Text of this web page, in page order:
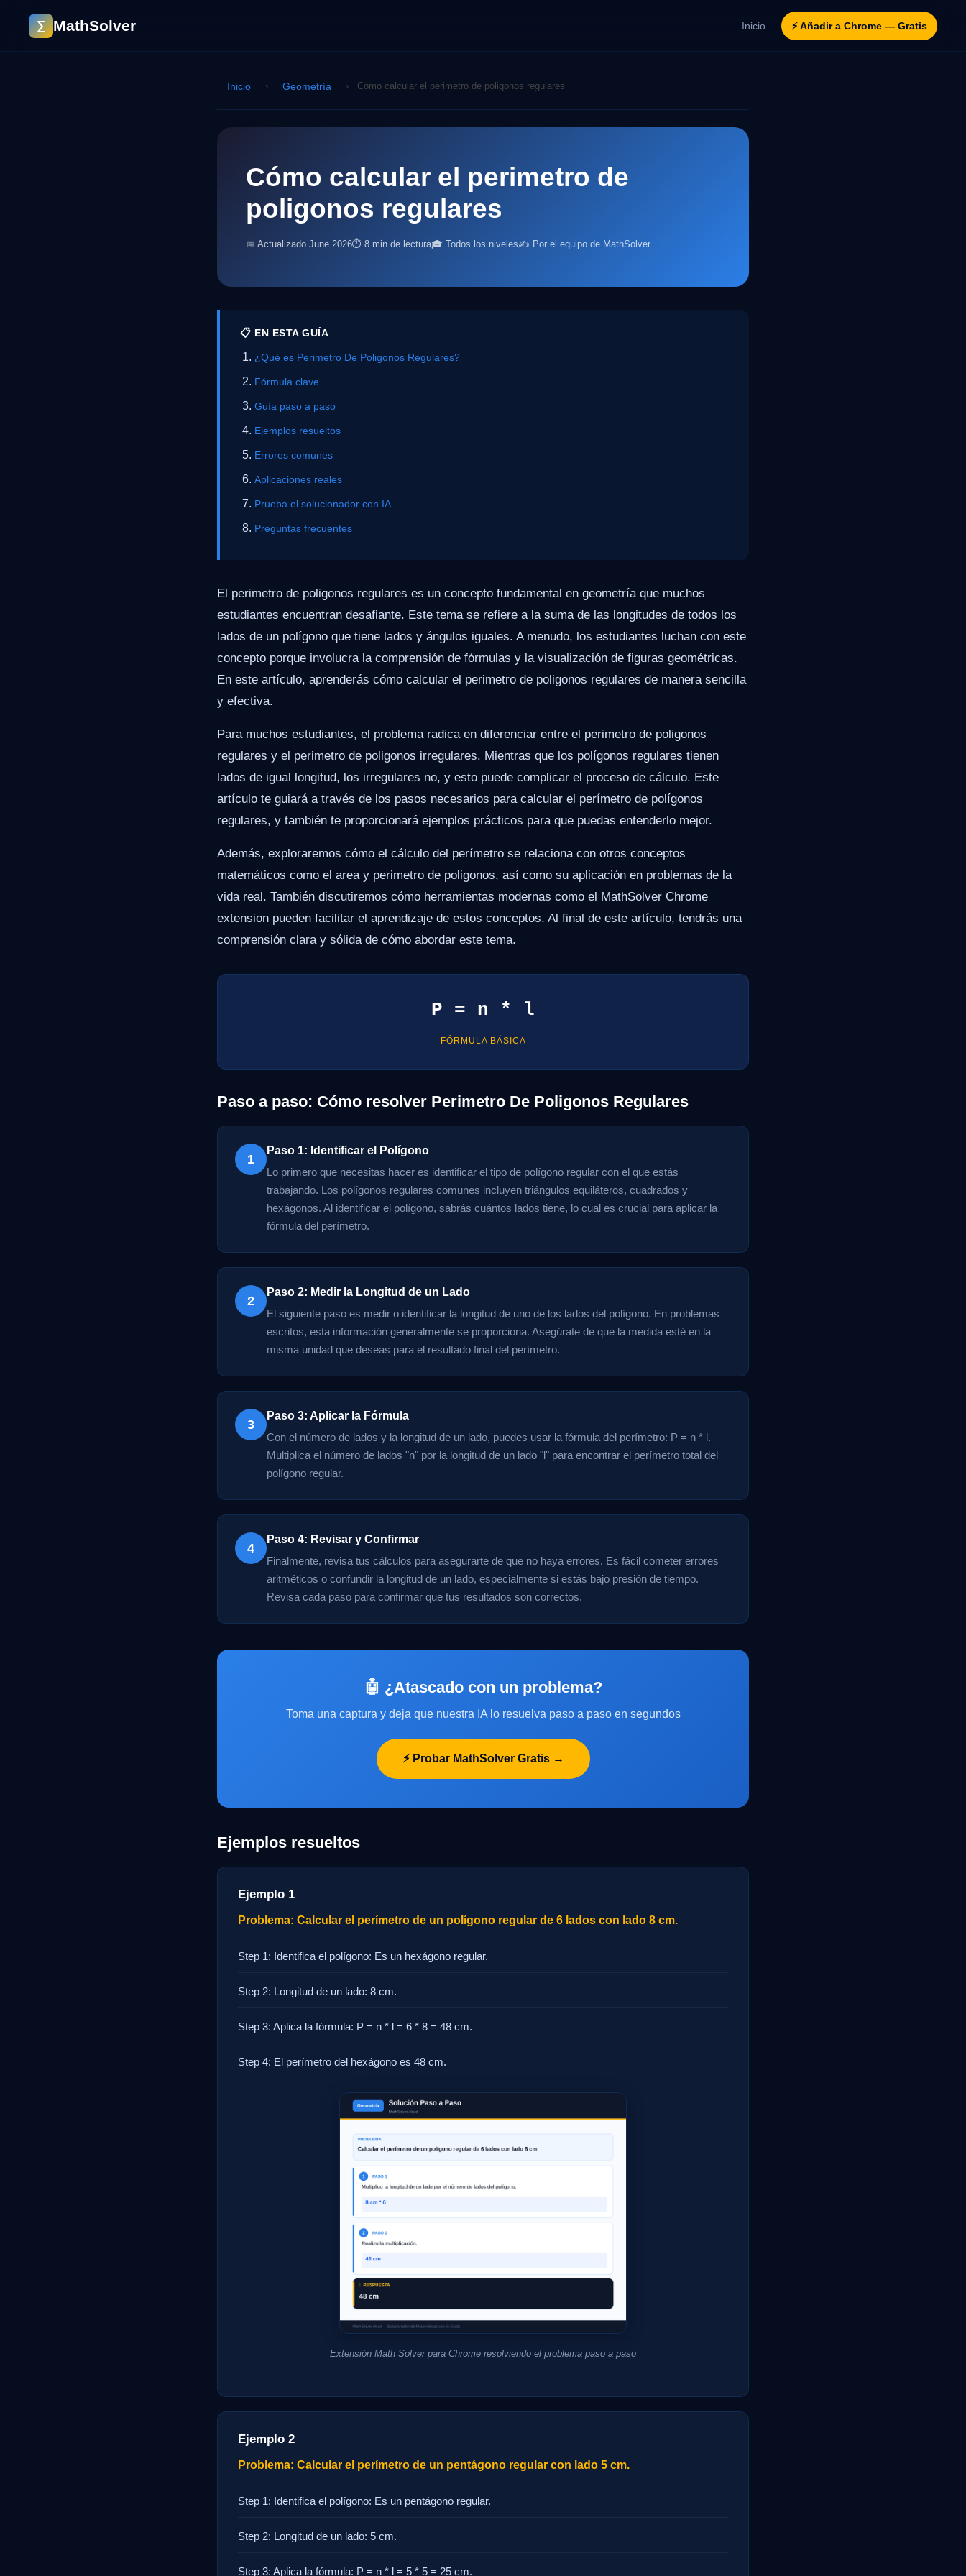
∑ MathSolver Inicio ⚡ Añadir a Chrome — Gratis
Inicio › Geometría › Cómo calcular el perimetro de poligonos regulares
Cómo calcular el perimetro de
poligonos regulares
📅 Actualizado June 2026⏱ 8 min de lectura🎓 Todos los niveles✍️ Por el equipo de MathSolver
📋 EN ESTA GUÍA
¿Qué es Perimetro De Poligonos Regulares?
Fórmula clave
Guía paso a paso
Ejemplos resueltos
Errores comunes
Aplicaciones reales
Prueba el solucionador con IA
Preguntas frecuentes
El perimetro de poligonos regulares es un concepto fundamental en geometría que muchos
estudiantes encuentran desafiante. Este tema se refiere a la suma de las longitudes de todos los
lados de un polígono que tiene lados y ángulos iguales. A menudo, los estudiantes luchan con este
concepto porque involucra la comprensión de fórmulas y la visualización de figuras geométricas.
En este artículo, aprenderás cómo calcular el perimetro de poligonos regulares de manera sencilla
y efectiva.
Para muchos estudiantes, el problema radica en diferenciar entre el perimetro de poligonos
regulares y el perimetro de poligonos irregulares. Mientras que los polígonos regulares tienen
lados de igual longitud, los irregulares no, y esto puede complicar el proceso de cálculo. Este
artículo te guiará a través de los pasos necesarios para calcular el perímetro de polígonos
regulares, y también te proporcionará ejemplos prácticos para que puedas entenderlo mejor.
Además, exploraremos cómo el cálculo del perímetro se relaciona con otros conceptos
matemáticos como el area y perimetro de poligonos, así como su aplicación en problemas de la
vida real. También discutiremos cómo herramientas modernas como el MathSolver Chrome
extension pueden facilitar el aprendizaje de estos conceptos. Al final de este artículo, tendrás una
comprensión clara y sólida de cómo abordar este tema.
P = n * l
FÓRMULA BÁSICA
Paso a paso: Cómo resolver Perimetro De Poligonos Regulares
1
Paso 1: Identificar el Polígono
Lo primero que necesitas hacer es identificar el tipo de polígono regular con el que estás
trabajando. Los polígonos regulares comunes incluyen triángulos equiláteros, cuadrados y
hexágonos. Al identificar el polígono, sabrás cuántos lados tiene, lo cual es crucial para aplicar la
fórmula del perímetro.
2
Paso 2: Medir la Longitud de un Lado
El siguiente paso es medir o identificar la longitud de uno de los lados del polígono. En problemas
escritos, esta información generalmente se proporciona. Asegúrate de que la medida esté en la
misma unidad que deseas para el resultado final del perímetro.
3
Paso 3: Aplicar la Fórmula
Con el número de lados y la longitud de un lado, puedes usar la fórmula del perímetro: P = n * l.
Multiplica el número de lados "n" por la longitud de un lado "l" para encontrar el perímetro total del
polígono regular.
4
Paso 4: Revisar y Confirmar
Finalmente, revisa tus cálculos para asegurarte de que no haya errores. Es fácil cometer errores
aritméticos o confundir la longitud de un lado, especialmente si estás bajo presión de tiempo.
Revisa cada paso para confirmar que tus resultados son correctos.
🤖 ¿Atascado con un problema?
Toma una captura y deja que nuestra IA lo resuelva paso a paso en segundos
⚡ Probar MathSolver Gratis →
Ejemplos resueltos
Ejemplo 1
Problema: Calcular el perímetro de un polígono regular de 6 lados con lado 8 cm.
Step 1: Identifica el polígono: Es un hexágono regular.
Step 2: Longitud de un lado: 8 cm.
Step 3: Aplica la fórmula: P = n * l = 6 * 8 = 48 cm.
Step 4: El perímetro del hexágono es 48 cm.
Extensión Math Solver para Chrome resolviendo el problema paso a paso
Ejemplo 2
Problema: Calcular el perímetro de un pentágono regular con lado 5 cm.
Step 1: Identifica el polígono: Es un pentágono regular.
Step 2: Longitud de un lado: 5 cm.
Step 3: Aplica la fórmula: P = n * l = 5 * 5 = 25 cm.